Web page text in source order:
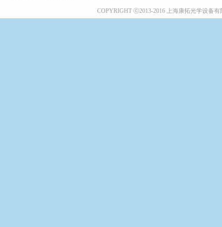
COPYRIGHT ⓒ2013-2016 上海康拓光学设备